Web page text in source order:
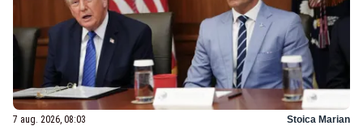
7 aug. 2026, 08:03 Stoica Marian